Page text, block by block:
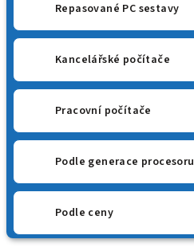
Repasované PC sestavy
Kancelářské počítače
Pracovní počítače
Podle generace procesoru
Podle ceny